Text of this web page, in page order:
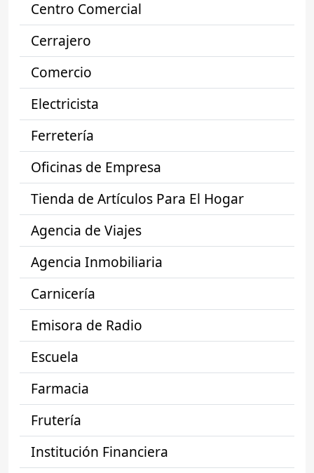
Centro Comercial
Cerrajero
Comercio
Electricista
Ferretería
Oficinas de Empresa
Tienda de Artículos Para El Hogar
Agencia de Viajes
Agencia Inmobiliaria
Carnicería
Emisora de Radio
Escuela
Farmacia
Frutería
Institución Financiera